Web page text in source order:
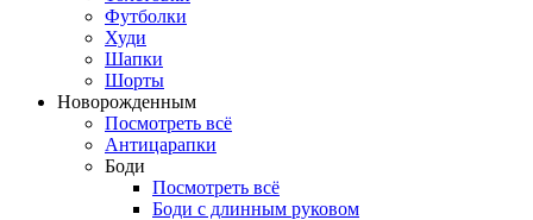
Футболки
Худи
Шапки
Шорты
Новорожденным
Посмотреть всё
Антицарапки
Боди
Посмотреть всё
Боди с длинным руковом